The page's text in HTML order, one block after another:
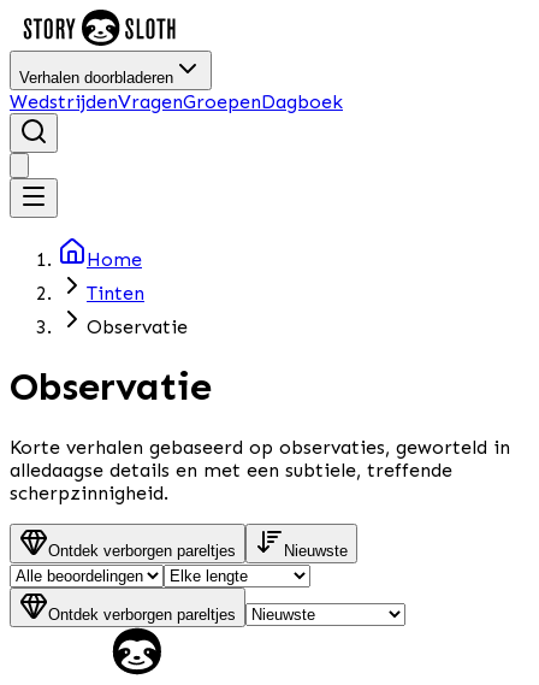
Verhalen doorbladeren
WedstrijdenVragenGroepenDagboek
Home
Tinten
Observatie
Observatie
Korte verhalen gebaseerd op observaties, geworteld in
alledaagse details en met een subtiele, treffende
scherpzinnigheid.
Ontdek verborgen pareltjes Nieuwste
Ontdek verborgen pareltjes